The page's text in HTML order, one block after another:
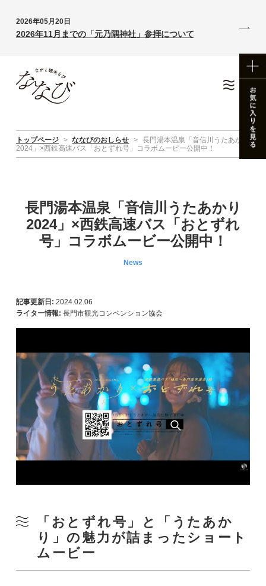
2026年05月20日
2026年11月までの「元乃隅神社」参拝について
トップページ > ななびのおしらせ > 長門湯本温泉「音信川うたあかり
2024」×西鉄高速バス「おとずれ号」コラボムービー公開中！
長門湯本温泉「音信川うたあかり
2024」×西鉄高速バス「おとずれ
号」コラボムービー公開中！
News
記事更新日: 2024.02.06
ライター情報: 長門市観光コンベンション協会
「おとずれ号」と「うたあか
り」の魅力が詰まったショート
ムービー